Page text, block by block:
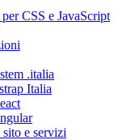
CSS e JavaScript
.italia
Italia
e servizi